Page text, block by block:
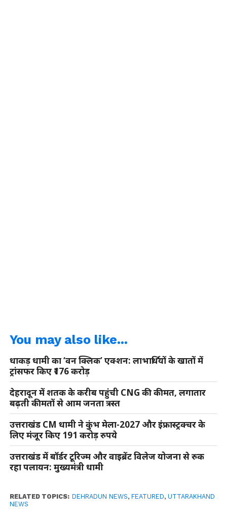
You may also like...
धाकड़ धामी का ‘वन क्लिक’ एक्शन: लाभार्थियों के खातों में
ट्रांसफर किए ₹176 करोड़
देहरादून में शतक के करीब पहुंची CNG की कीमत, लगातार
बढ़ती कीमतों से आम जनता त्रस्त
उत्तराखंड CM धामी ने कुंभ मेला-2027 और इंफ्रास्ट्रक्चर के
लिए मंजूर किए 191 करोड़ रुपये
उत्तराखंड में बॉर्डर टूरिज्म और वाइब्रेंट विलेज योजना से रुक
रहा पलायन: मुख्यमंत्री धामी
RELATED TOPICS: DEHRADUN NEWS, FEATURED, UTTARAKHAND
NEWS